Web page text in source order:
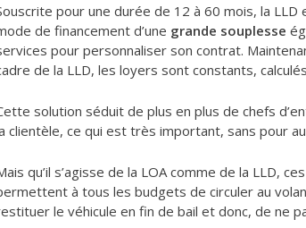
pour une durée de 12 à 60 mois, la LLD
de financement d’une grande souplesse
pour personnaliser son contrat.
de la LLD, les loyers sont constants,
solution séduit de plus en plus de chefs
clientèle, ce qui est très important, sans pour
qu’il s’agisse de la LOA comme de la LLD,
à tous les budgets de circuler au
le véhicule en fin de bail et donc, de ne